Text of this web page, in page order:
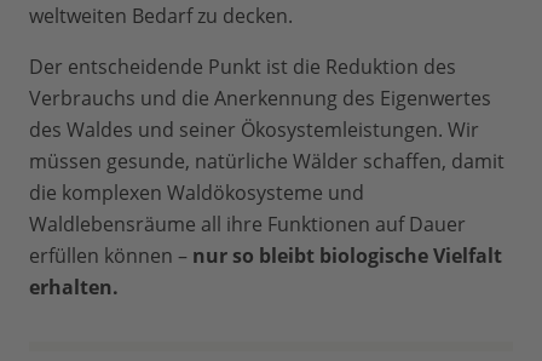
weltweiten Bedarf zu decken.
Der entscheidende Punkt ist die Reduktion des
Verbrauchs und die Anerkennung des Eigenwertes
des Waldes und seiner Ökosystemleistungen. Wir
müssen gesunde, natürliche Wälder schaffen, damit
die komplexen Waldökosysteme und
Waldlebensräume all ihre Funktionen auf Dauer
erfüllen können – nur so bleibt biologische Vielfalt
erhalten.